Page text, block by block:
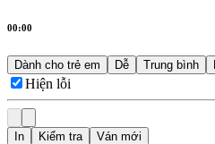
00:00
Dành cho trẻ em Dễ Trung bình
Hiện lỗi
In Kiểm tra Ván mới